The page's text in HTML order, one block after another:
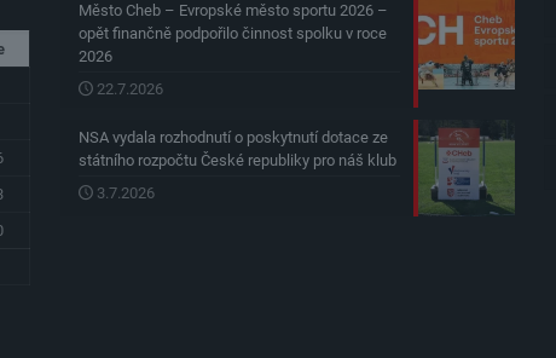
Město Cheb – Evropské město sportu 2026 –
opět finančně podpořilo činnost spolku v roce
2026
22.7.2026
NSA vydala rozhodnutí o poskytnutí dotace ze
státního rozpočtu České republiky pro náš klub
3.7.2026